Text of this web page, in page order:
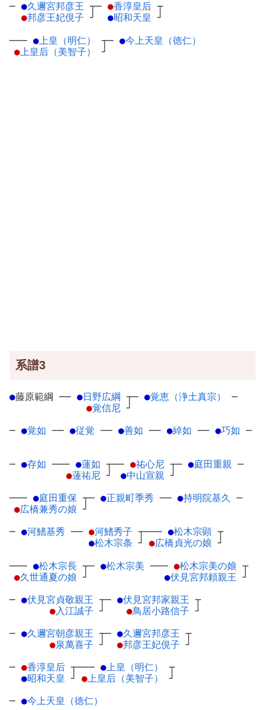
─ ●久邇宮邦彦王 ┬
●邦彦王妃俔子 ┘
─ ●香淳皇后 ┬
●昭和天皇 ┘
─── ● 上皇（明仁）
┬
● 上皇后（美智子） ┘
─ ●今上天皇（徳仁）
系譜3
●藤原範綱 ── ●日野広綱 ┬
●覚信尼 ┘
─ ●覚恵（浄土真宗） ─
─ ●覚如 ── ●従覚 ── ●善如 ── ●綽如 ── ●巧如 ─
─ ●存如 ─── ●蓮如 ┬
●蓮祐尼 ┘
── ●祐心尼 ┬
●中山宣親 ┘
─ ●庭田重親 ─
─── ●庭田重保 ┬
●広橋兼秀の娘 ┘
─ ●正親町季秀 ── ●持明院基久 ─
─ ●河鰭基秀 ── ●河鰭秀子 ┬
●松木宗条 ┘
─── ●松木宗顕 ┬
●広橋貞光の娘 ┘
─── ●松木宗長 ┬
●久世通夏の娘 ┘
─ ●松木宗美 ─── ●松木宗美の娘 ┬
●伏見宮邦頼親王 ┘
─ ●伏見宮貞敬親王 ┬
●入江誠子 ┘
─ ●伏見宮邦家親王 ┬
●鳥居小路信子 ┘
─ ●久邇宮朝彦親王 ┬
●泉萬喜子 ┘
─ ●久邇宮邦彦王 ┬
●邦彦王妃俔子 ┘
─ ●香淳皇后 ┬
●昭和天皇 ┘
─── ●上皇（明仁）
┬
●上皇后（美智子） ┘
─ ●今上天皇（徳仁）